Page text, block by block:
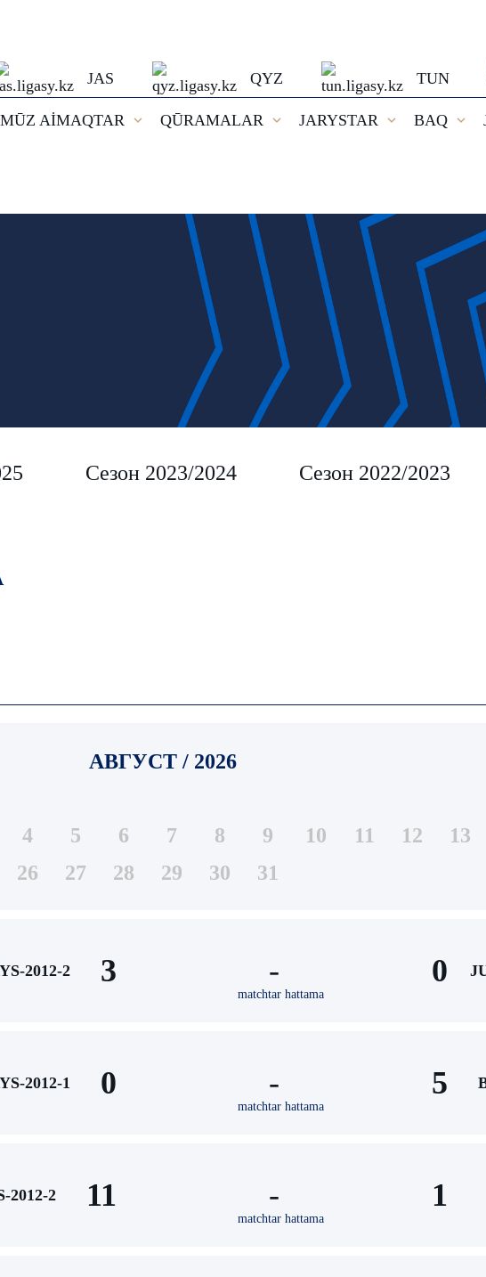
JAS QYZ TUN
MŪZ AİMAQTAR QŪRAMALAR JARYSTAR BAQ
Сезон 2023/2024 Сезон 2022/2023
АВГУСТ / 2026
4 5 6 7 8 9 10 11 12 13
26 27 28 29 30 31
2012-2 3 -
matchtar hattama
0
2012-1 0 -
matchtar hattama
5
2012-2 11 -
matchtar hattama
1